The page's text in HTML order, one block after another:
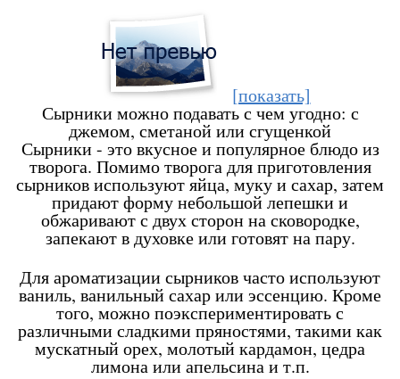
[показать]
Сырники можно подавать с чем угодно: с
джемом, сметаной или сгущенкой
Сырники - это вкусное и популярное блюдо из
творога. Помимо творога для приготовления
сырников используют яйца, муку и сахар, затем
придают форму небольшой лепешки и
обжаривают с двух сторон на сковородке,
запекают в духовке или готовят на пару.
Для ароматизации сырников часто используют
ваниль, ванильный сахар или эссенцию. Кроме
того, можно поэкспериментировать с
различными сладкими пряностями, такими как
мускатный орех, молотый кардамон, цедра
лимона или апельсина и т.п.